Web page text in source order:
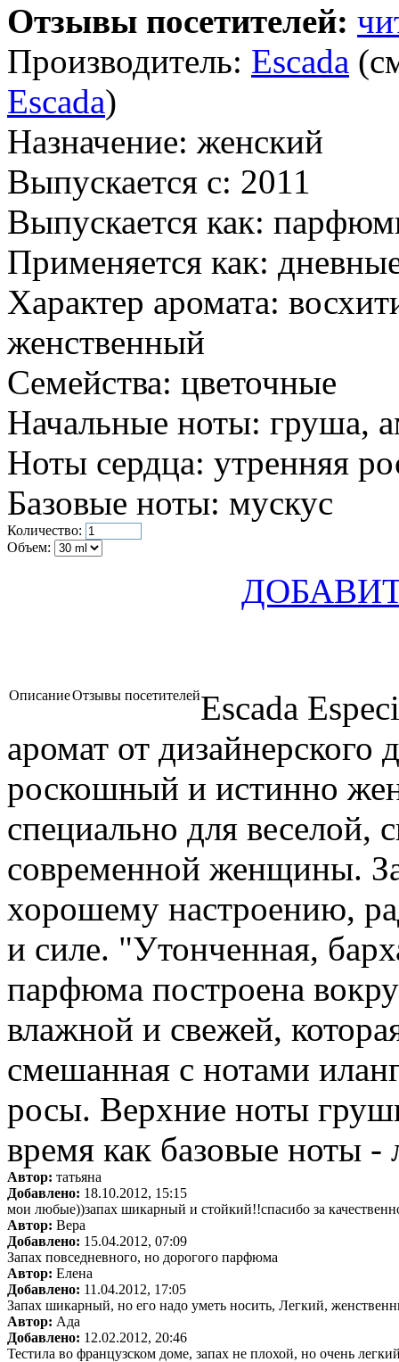
Отзывы посетителей:
Производитель: Escada
Escada)
Назначение: женский
Выпускается с: 2011
Выпускается как:
Применяется как:
Характер аромата:
женственный
Семейства: цветочные
Начальные ноты: груша,
Ноты сердца: утренняя
Базовые ноты: мускус
Количество:
Объем:
ОписаниеОтзывы посетителейEscada
аромат от
роскошный и истинно
специально для веселой,
современной женщины.
хорошему настроению,
и силе. "Утонченная,
парфюма построена
влажной и свежей,
смешанная с нотами
росы. Верхние ноты
время как базовые ноты -
Автор: татьяна
Добавлено: 18.10.2012, 15:15
мои любые))запах шикарный и стойкий!!спасибо за
Автор: Вера
Добавлено: 15.04.2012, 07:09
Запах повседневного, но дорогого парфюма
Автор: Елена
Добавлено: 11.04.2012, 17:05
Запах шикарный, но его надо уметь носить, Легкий,
Автор: Ада
Добавлено: 12.02.2012, 20:46
Тестила во французском доме, запах не плохой, но очень